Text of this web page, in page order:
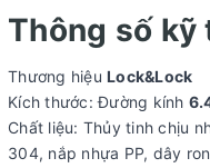
Thông số kỹ
Thương hiệu Lock&Lock
Kích thước: Đường kính
Chất liệu: Thủy tinh chịu
304, nắp nhựa PP, dây